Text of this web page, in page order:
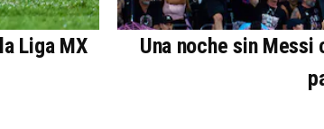
Liga MX
Una noche sin